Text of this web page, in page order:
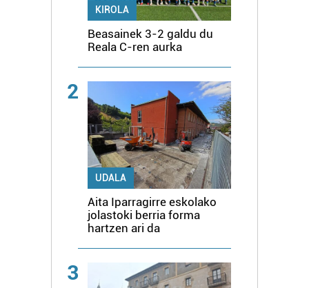
KIROLA
Beasainek 3-2 galdu du
Reala C-ren aurka
2
UDALA
Aita Iparragirre eskolako
jolastoki berria forma
hartzen ari da
3